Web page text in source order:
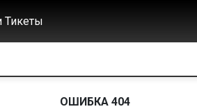
Тикеты
ОШИБКА 404